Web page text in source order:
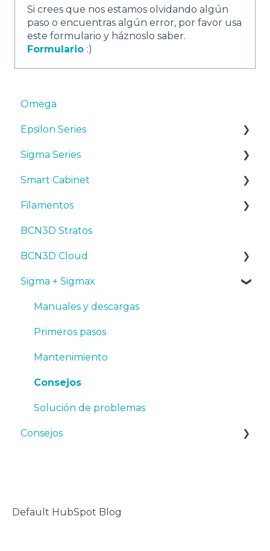
Si crees que nos estamos olvidando algún
paso o encuentras algún error, por favor usa
este formulario y háznoslo saber.
Formulario :)
Omega
Epsilon Series
Manuales y Descargas
Primeros pasos
Mantenimiento
Consejos
Resolución de problemas
Sigma Series
Manuales y descargas
Primeros pasos
Mantenimiento
Consejos
Troubleshooting
Smart Cabinet
Manuales y Descargas
Primeros pasos
Mantenimiento
Resolución de problemas
Filamentos
Consejos
PLA
Tough PLA
TPU
PET-G
BVOH
PVA
ABS
PP
PP GF30
BCN3D Stratos
BCN3D Cloud
BCN3D Cloud Teams
Sigma + Sigmax
Manuales y descargas
Primeros pasos
Mantenimiento
Consejos
Solución de problemas
Consejos
Default HubSpot Blog